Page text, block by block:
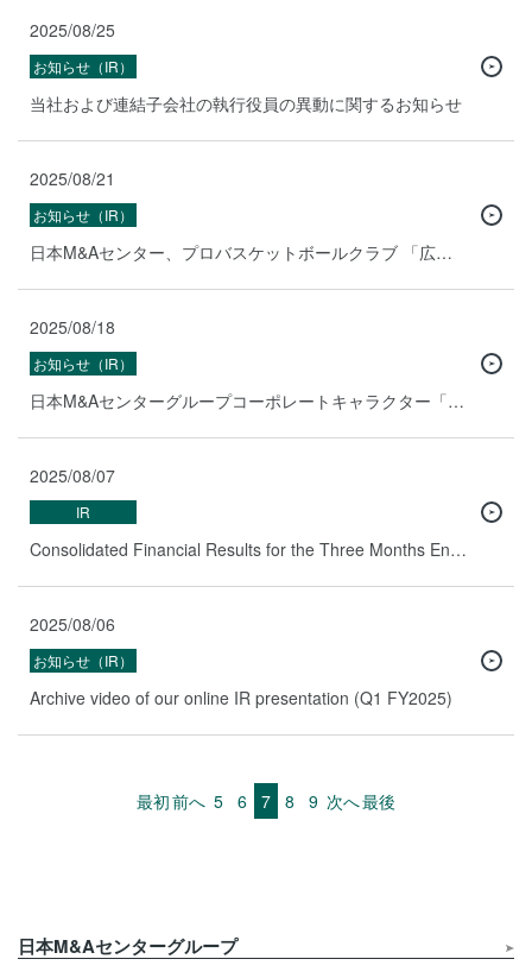
2025/08/25
お知らせ（IR）
当社および連結子会社の執行役員の異動に関するお知らせ
2025/08/21
お知らせ（IR）
日本M&Aセンター、プロバスケットボールクラブ 「広島ドラゴンフライズ」とゴールドパートナー契約
2025/08/18
お知らせ（IR）
日本M&Aセンターグループコーポレートキャラクター「MA★PY（まーぴー）」、「NIKKEI企業キャラクター総選挙2025」に出場
2025/08/07
IR
Consolidated Financial Results for the Three Months Ended June 30, 2025 (Under Japanese GAAP)
2025/08/06
お知らせ（IR）
Archive video of our online IR presentation (Q1 FY2025)
最初前へ 5 6 7 8 9 次へ最後
日本M&Aセンターグループ